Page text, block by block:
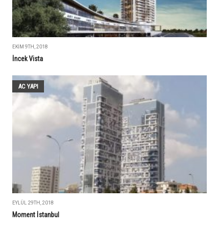
EKIM 9TH, 2018
İncek Vista
AC YAPI
EYLÜL 29TH, 2018
Moment İstanbul